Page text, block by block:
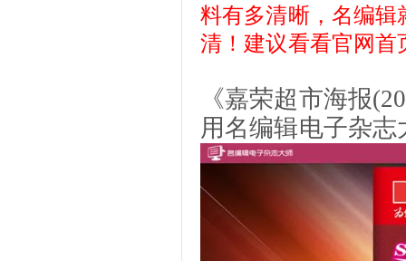
料有多清晰，名编辑
清！建议看看官网首
《嘉荣超市海报
用名编辑电子杂